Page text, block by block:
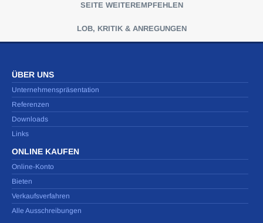
SEITE WEITEREMPFEHLEN
LOB, KRITIK & ANREGUNGEN
ÜBER UNS
Unternehmenspräsentation
Referenzen
Downloads
Links
ONLINE KAUFEN
Online-Konto
Bieten
Verkaufsverfahren
Alle Ausschreibungen